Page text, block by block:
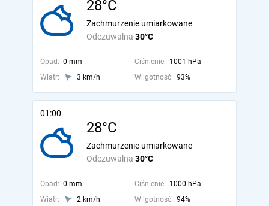
28°C
Odczuwalna 30°C
Zachmurzenie umiarkowane
Opad: 0 mm Ciśnienie: 1001 hPa
Wiatr:
3 km/h Wilgotność: 93%
01:00
28°C
Odczuwalna 30°C
Zachmurzenie umiarkowane
Opad: 0 mm Ciśnienie: 1000 hPa
Wiatr:
2 km/h Wilgotność: 94%